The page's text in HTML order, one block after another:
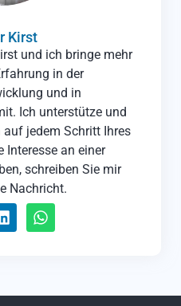
Kirst
und ich bringe mehr
in der
und in
Ich unterstütze und
jedem Schritt Ihres
Interesse an einer
schreiben Sie mir
Nachricht.